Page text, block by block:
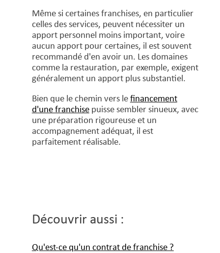
Même si certaines franchises, en particulier
celles des services, peuvent nécessiter un
apport personnel moins important, voire
aucun apport pour certaines, il est souvent
recommandé d'en avoir un. Les domaines
comme la restauration, par exemple, exigent
généralement un apport plus substantiel.
Bien que le chemin vers le financement
d'une franchisepuisse sembler sinueux, avec
une préparation rigoureuse et un
accompagnement adéquat, il est
parfaitement réalisable.
Découvrir aussi :
Qu'est-ce qu'un contrat de franchise ?